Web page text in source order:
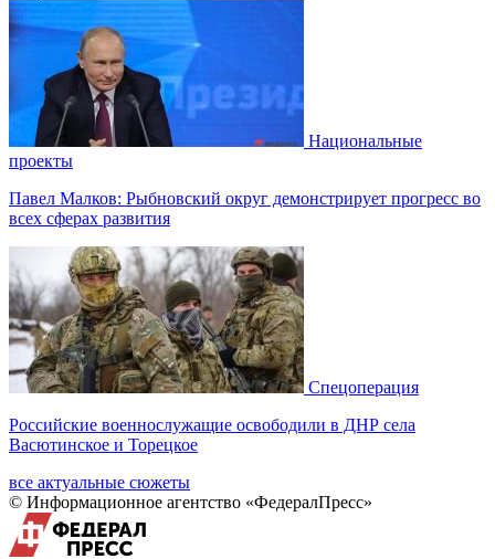
Национальные
проекты
Павел Малков: Рыбновский округ демонстрирует прогресс во
всех сферах развития
Спецоперация
Российские военнослужащие освободили в ДНР села
Васютинское и Торецкое
все актуальные сюжеты
© Информационное агентство «ФедералПресс»